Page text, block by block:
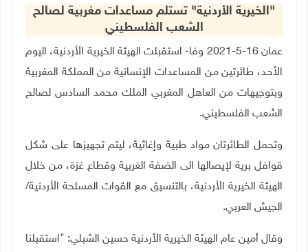
"الخيرية الأردنية" تستلم مساعدات مغربية لصالح
الشعب الفلسطيني
عمان 16-5-2021 وفا- استقبلت الهيئة الخيرية الأردنية، اليوم
الأحد، طائرتين من المساعدات الإنسانية من المملكة المغربية
وبتوجيهات من العاهل المغربي الملك محمد السادس لصالح
الشعب الفلسطيني.
وتحمل الطائرتان مواد طبية وإغاثية، ليتم تجهيزها على شكل
قوافل برية لإيصالها الى الضفة الغربية وقطاع غزة، من خلال
الهيئة الخيرية الأردنية، بالتنسيق مع القوات المسلحة الأردنية/
الجيش العربي.
وقال أمين عام الهيئة الخيرية الأردنية حسين الشبلي: "استقبلنا